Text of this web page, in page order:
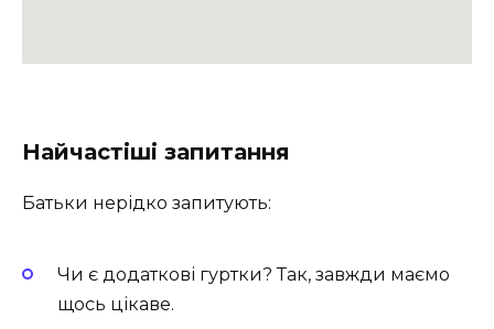
Найчастіші запитання
Батьки нерідко запитують:
Чи є додаткові гуртки? Так, завжди маємо
щось цікаве.